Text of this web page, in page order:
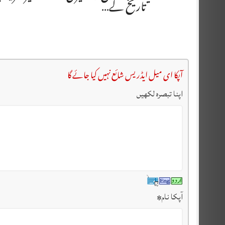
تاریخ کے…
آپکا ای میل ایڈریس شائع نہیں کیا جائے گا
اپنا تبصرہ لکھیں
آپکا نام*